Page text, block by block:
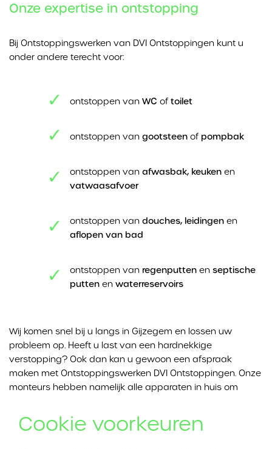
Onze expertise in ontstopping
Bij Ontstoppingswerken van DVI Ontstoppingen kunt u
onder andere terecht voor:
ontstoppen van WC of toilet
ontstoppen van gootsteen of pompbak
ontstoppen van afwasbak, keuken en
vatwaasafvoer
ontstoppen van douches, leidingen en
aflopen van bad
ontstoppen van regenputten en septische
putten en waterreservoirs
Wij komen snel bij u langs in Gijzegem en lossen uw
probleem op. Heeft u last van een hardnekkige
verstopping? Ook dan kan u gewoon een afspraak
maken met Ontstoppingswerken DVI Ontstoppingen. Onze
monteurs hebben namelijk alle apparaten in huis om
Is het niet de eerste keer dat u last heeft van een
Cookie voorkeuren